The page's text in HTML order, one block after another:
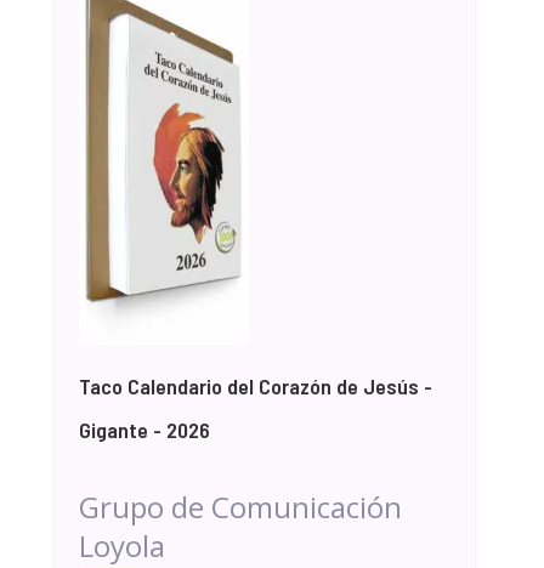
Taco Calendario del Corazón de Jesús -
Gigante - 2026
Grupo de Comunicación
Loyola